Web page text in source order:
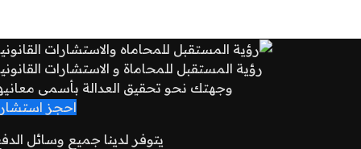
رؤية المستقبل للمحاماة و الاستشارات
وجهتك نحو تحقيق العدالة بأسمى
احجز
يتوفر لدينا جميع وسائل